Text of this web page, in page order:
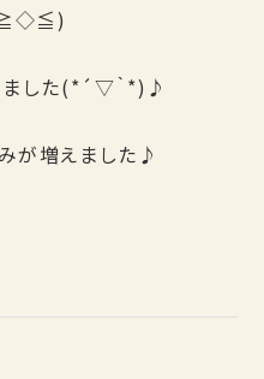
(≧◇≦)
ました(*´▽｀*)♪
が増えました♪